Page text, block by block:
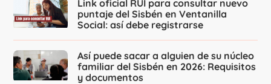
Link oficial RUI para consultar nuevo
puntaje del Sisbén en Ventanilla
Social: así debe registrarse
Así puede sacar a alguien de su núcleo
familiar del Sisbén en 2026: Requisitos
y documentos